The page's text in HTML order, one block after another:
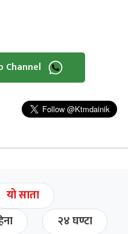
Channel
यो साता
२४ घण्टा